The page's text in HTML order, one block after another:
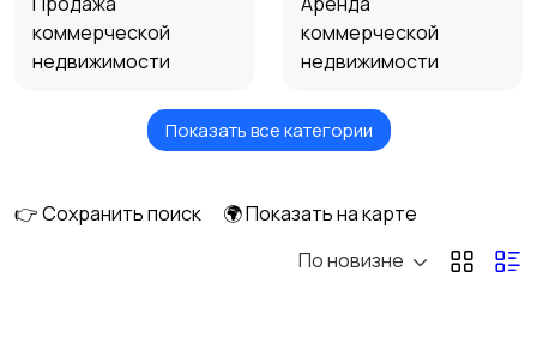
коммерческой
недвижимости
коммерческой
недвижимости
Сниму коммерческуюПоказать все категории
👉 Сохранить поиск
🌍 Показать на карте
По новизне